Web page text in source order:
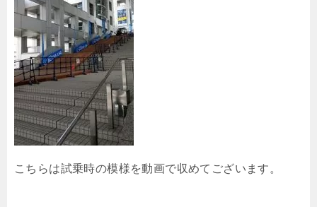
こちらは試乗時の模様を動画で収めてございます。